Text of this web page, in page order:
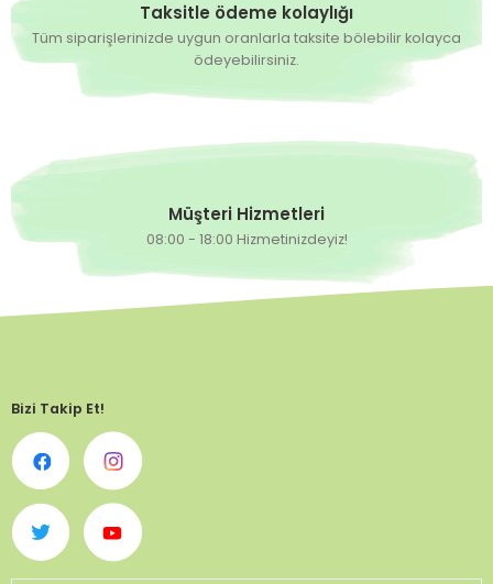
Taksitle ödeme kolaylığı
Tüm siparişlerinizde uygun oranlarla taksite bölebilir kolayca
ödeyebilirsiniz.
Müşteri Hizmetleri
08:00 - 18:00 Hizmetinizdeyiz!
Bizi Takip Et!